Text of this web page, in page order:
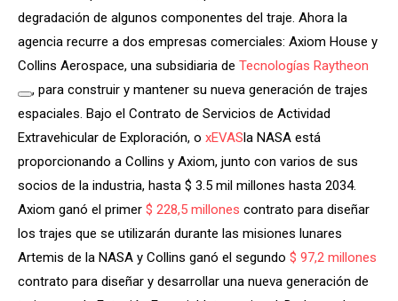
degradación de algunos componentes del traje. Ahora la
agencia recurre a dos empresas comerciales: Axiom House y
Collins Aerospace, una subsidiaria de Tecnologías Raytheon
, para construir y mantener su nueva generación de trajes
espaciales. Bajo el Contrato de Servicios de Actividad
Extravehicular de Exploración, o xEVASla NASA está
proporcionando a Collins y Axiom, junto con varios de sus
socios de la industria, hasta $ 3.5 mil millones hasta 2034.
Axiom ganó el primer $ 228,5 millones contrato para diseñar
los trajes que se utilizarán durante las misiones lunares
Artemis de la NASA y Collins ganó el segundo $ 97,2 millones
contrato para diseñar y desarrollar una nueva generación de